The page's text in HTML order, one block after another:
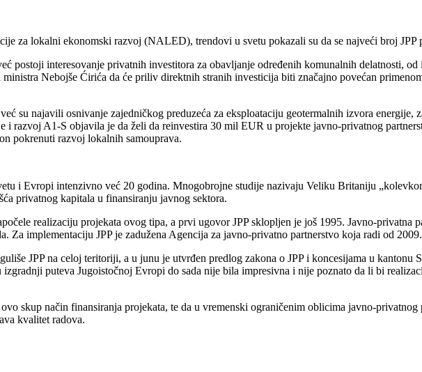
za lokalni ekonomski razvoj (NALED), trendovi u svetu pokazali su da se najveći broj JPP
postoji interesovanje privatnih investitora za obavljanje određenih komunalnih delatnosti,
Nebojše Ćirića da će priliv direktnih stranih investicija biti značajno povećan
su najavili osnivanje zajedničkog preduzeća za eksploataciju geotermalnih izvora energije,
i razvoj A1-S objavila je da želi da reinvestira 30 mil EUR u projekte javno-privatnog
pokrenuti razvoj lokalnih samouprava.
i Evropi intenzivno već 20 godina. Mnogobrojne studije nazivaju Veliku Britaniju
privatnog kapitala u finansiranju javnog sektora.
realizaciju projekata ovog tipa, a prvi ugovor JPP sklopljen je još 1995. Javno-
Za implementaciju JPP je zadužena Agencija za javno-privatno partnerstvo koja radi od
JPP na celoj teritoriji, a u junu je utvrđen predlog zakona o JPP i koncesijama u kantonu
izgradnji puteva Jugoistočnoj Evropi do sada nije bila impresivna i nije poznato da li bi
skup način finansiranja projekata, te da u vremenski ograničenim oblicima javno-
kvalitet radova.